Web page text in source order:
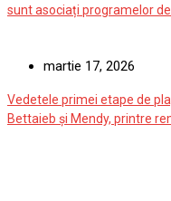
sunt asociați programelor de
martie 17, 2026
Vedetele primei etape de
Bettaieb și Mendy, printre